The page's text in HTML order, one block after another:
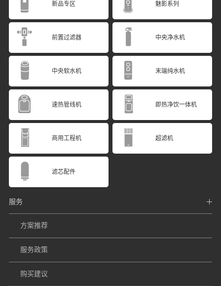
新品专区 魅影系列
前置过滤器 中央净水机
中央软水机 末端纯水机
速热管线机 即热净饮一体机
商用工程机 超滤机
滤芯配件
服务
方案推荐
服务政策
购买建议